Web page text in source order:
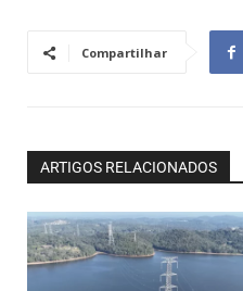
Compartilhar
ARTIGOS RELACIONADOS